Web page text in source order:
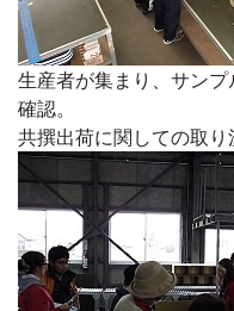
生産者が集まり、サン
確認。
共撰出荷に関しての取り